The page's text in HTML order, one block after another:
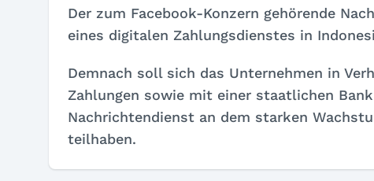
Der zum Facebook-Konzern gehörende
eines digitalen Zahlungsdienstes in
Demnach soll sich das Unternehmen in
Zahlungen sowie mit einer staatlichen
Nachrichtendienst an dem starken
teilhaben.